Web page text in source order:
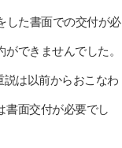
した書面での交付が必
できませんでした。
は以前からおこなわ
書面交付が必要でし